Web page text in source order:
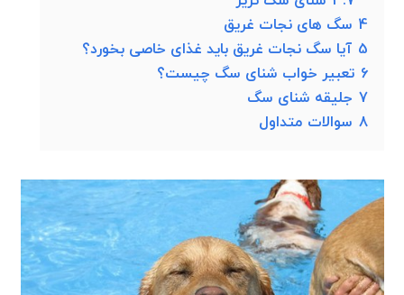
4 سگ های نجات غریق
5 آیا سگ نجات غریق باید غذای خاصی بخورد؟
6 تعبیر خواب شنای سگ چیست؟
7 جلیقه شنای سگ
8 سوالات متداول